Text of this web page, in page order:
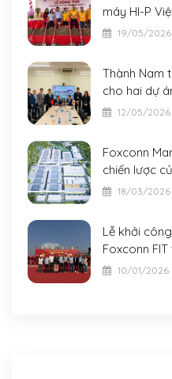
máy HI-P
19/05/2026
Thành Nam
cho hai dự
AeonMall
12/05/2026
Foxconn
chiến lược
nghiệp mới
18/03/2026
Lễ khởi
Foxconn
Nghệ An
10/01/2026